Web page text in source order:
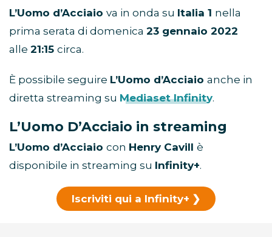
L’Uomo d’Acciaio va in onda su Italia 1 nella
prima serata di domenica 23 gennaio 2022
alle 21:15 circa.
È possibile seguire L’Uomo d’Acciaio anche in
diretta streaming su Mediaset Infinity.
L’Uomo D’Acciaio in streaming
L’Uomo d’Acciaio con Henry Cavill è
disponibile in streaming su Infinity+.
Iscriviti qui a Infinity+